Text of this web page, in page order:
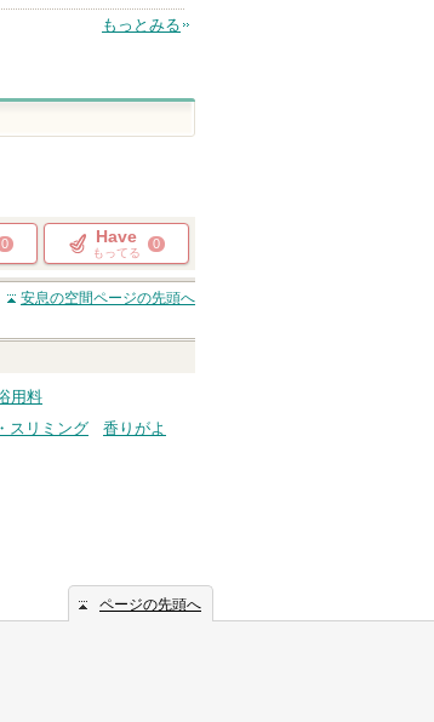
もっとみる
0 Have
もってる
0
安息の空間ページの先頭へ
用料
スリミング
香りがよ
ページの先頭へ